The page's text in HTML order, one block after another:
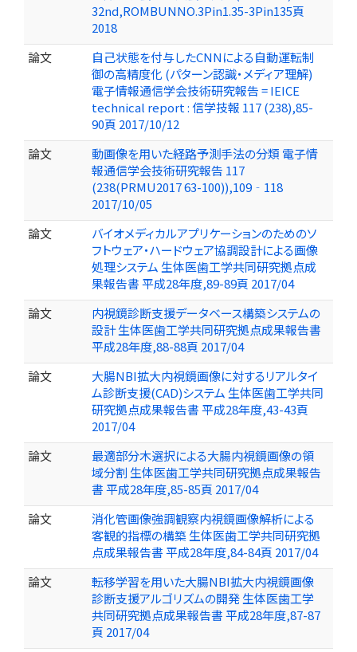
32nd,ROMBUNNO.3Pin1.35-3Pin135頁
2018
論文
自己状態を付与したCNNによる自動運転制
御の高精度化 (パターン認識・メディア理解)
電子情報通信学会技術研究報告 = IEICE
technical report : 信学技報 117 (238),85-
90頁 2017/10/12
論文
動画像を用いた経路予測手法の分類 電子情
報通信学会技術研究報告 117
(238(PRMU2017 63-100)),109‐118
2017/10/05
論文
バイオメディカルアプリケーションのためのソ
フトウェア・ハードウェア協調設計による画像
処理システム 生体医歯工学共同研究拠点成
果報告書 平成28年度,89-89頁 2017/04
論文
内視鏡診断支援データベース構築システムの
設計 生体医歯工学共同研究拠点成果報告書
平成28年度,88-88頁 2017/04
論文
大腸NBI拡大内視鏡画像に対するリアルタイ
ム診断支援(CAD)システム 生体医歯工学共同
研究拠点成果報告書 平成28年度,43-43頁
2017/04
論文
最適部分木選択による大腸内視鏡画像の領
域分割 生体医歯工学共同研究拠点成果報告
書 平成28年度,85-85頁 2017/04
論文
消化管画像強調観察内視鏡画像解析による
客観的指標の構築 生体医歯工学共同研究拠
点成果報告書 平成28年度,84-84頁 2017/04
論文
転移学習を用いた大腸NBI拡大内視鏡画像
診断支援アルゴリズムの開発 生体医歯工学
共同研究拠点成果報告書 平成28年度,87-87
頁 2017/04